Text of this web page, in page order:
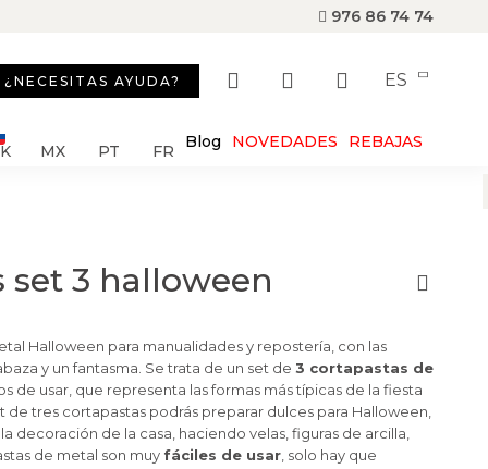
976 86 74 74
¿NECESITAS AYUDA? ES
MX PT FR Blog NOVEDADES REBAJAS
set 3 halloween
Halloween para manualidades y repostería, con las
y un fantasma. Se trata de un set de 3 cortapastas de
de usar, que representa las formas más típicas de la fiesta
de tres cortapastas podrás preparar dulces para Halloween,
decoración de la casa, haciendo velas, figuras de arcilla,
de metal son muy fáciles de usar , solo hay que